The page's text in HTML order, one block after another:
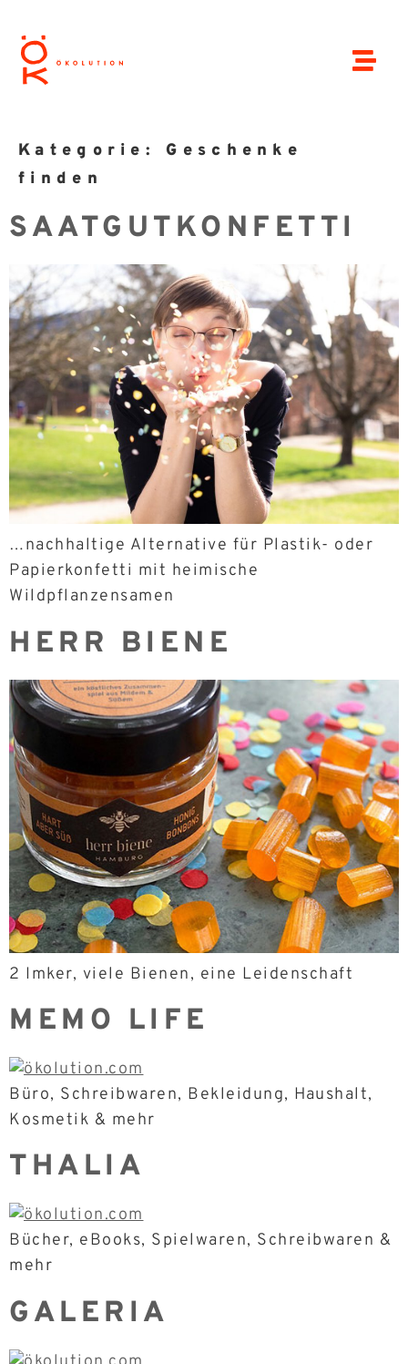
Kategorie:Geschenke
finden
SAATGUTKONFETTI
…nachhaltige Alternative für Plastik- oder
Papierkonfetti mit heimische
Wildpflanzensamen
HERR BIENE
2 Imker, viele Bienen, eine Leidenschaft
MEMO LIFE
Büro, Schreibwaren, Bekleidung, Haushalt,
Kosmetik & mehr
THALIA
Bücher, eBooks, Spielwaren, Schreibwaren &
mehr
GALERIA